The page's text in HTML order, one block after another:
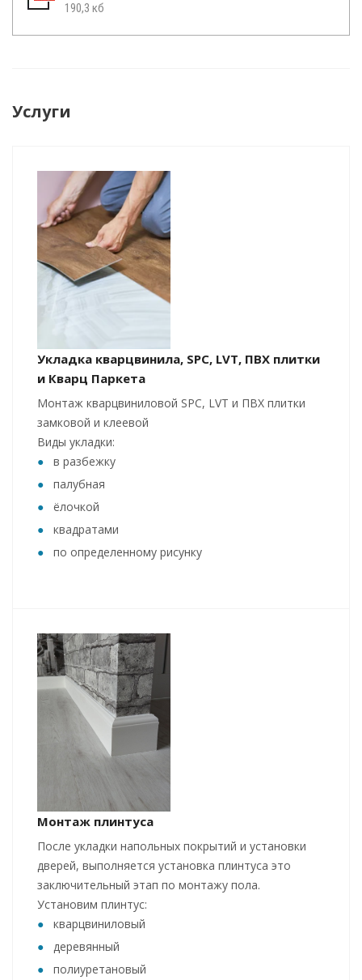
190,3 кб
Услуги
Укладка кварцвинила, SPC, LVT, ПВХ плитки
и Кварц Паркета
Монтаж кварцвиниловой SPC, LVT и ПВХ плитки
замковой и клеевой
Виды укладки:
в разбежку
палубная
ёлочкой
квадратами
по определенному рисунку
Монтаж плинтуса
После укладки напольных покрытий и установки
дверей, выполняется установка плинтуса это
заключительный этап по монтажу пола.
Установим плинтус:
кварцвиниловый
деревянный
полиуретановый